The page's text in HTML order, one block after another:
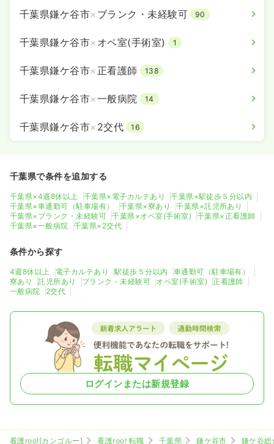
千葉県鎌ケ谷市× ブランク・未経験可 90
千葉県鎌ケ谷市× オペ室(手術室) 1
千葉県鎌ケ谷市× 正看護師 138
千葉県鎌ケ谷市×一般病院 14
千葉県鎌ケ谷市× 2交代 16
千葉県で条件を追加する
千葉県×4週8休以上 千葉県×電子カルテあり
千葉県×駅徒歩５分以内
千葉県×車通勤可（駐車場有）
千葉県×寮あり
千葉県×託児所あり
千葉県×ブランク・未経験可
千葉県×オペ室(手術室)
千葉県×正看護師
千葉県×一般病院
千葉県×2交代
条件から探す
4週8休以上 電子カルテあり 駅徒歩５分以内
車通勤可（駐車場有）
寮あり
託児所あり ブランク・未経験可 オペ室(手術室)
正看護師
一般病院
2交代
ログインまたは新規登録
看護roo![カンゴルー] 看護roo! 転職 千葉県 鎌ケ谷市
鎌ケ谷総